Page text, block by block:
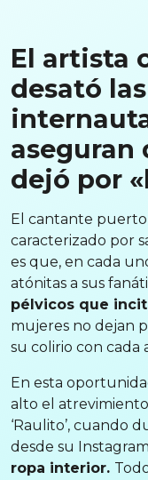
El artista
desató
aseguran
dejó por
El cantante
caracterizado por
es que, en cada
atónitas a sus
pélvicos que
mujeres no dejan
su colirio con cada
En esta
alto el
‘Raulito’, cuando
desde su
ropa interior.